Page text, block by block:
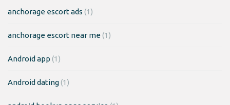
anchorage escort ads (1)
anchorage escort near me(1)
Android app (1)
Android dating(1)